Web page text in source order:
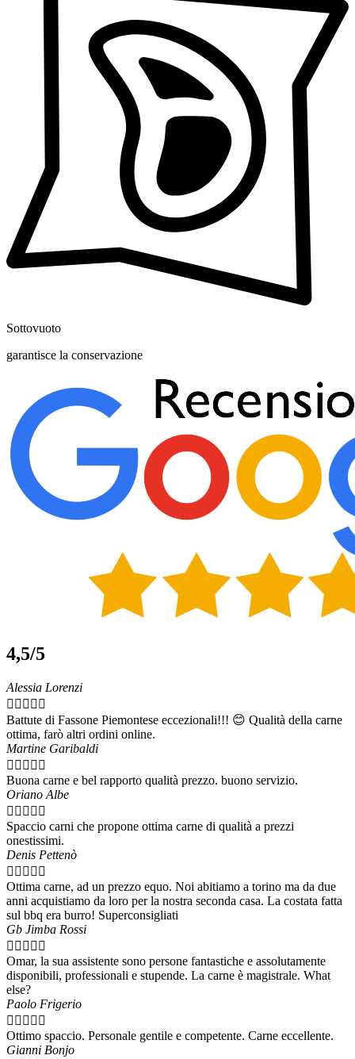
Sottovuoto
garantisce la conservazione
4,5/5
Alessia Lorenzi
    
Battute di Fassone Piemontese eccezionali!!! 😊 Qualità della carne
ottima, farò altri ordini online.
Martine Garibaldi
    
Buona carne e bel rapporto qualità prezzo. buono servizio.
Oriano Albe
    
Spaccio carni che propone ottima carne di qualità a prezzi
onestissimi.
Denis Pettenò
    
Ottima carne, ad un prezzo equo. Noi abitiamo a torino ma da due
anni acquistiamo da loro per la nostra seconda casa. La costata fatta
sul bbq era burro! Superconsigliati
Gb Jimba Rossi
    
Omar, la sua assistente sono persone fantastiche e assolutamente
disponibili, professionali e stupende. La carne è magistrale. What
else?
Paolo Frigerio
    
Ottimo spaccio. Personale gentile e competente. Carne eccellente.
Gianni Bonjo